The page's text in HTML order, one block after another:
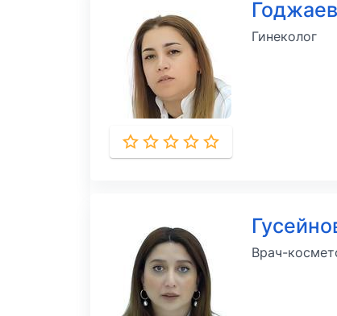
Гинеколог
Врач-